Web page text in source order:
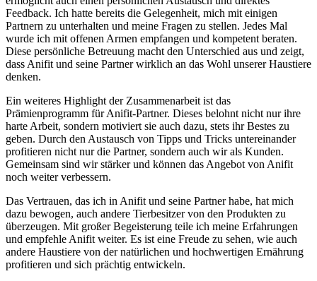
Feedback. Ich hatte bereits die Gelegenheit, mich mit einigen
Partnern zu unterhalten und meine Fragen zu stellen. Jedes Mal
wurde​ ich mit offenen⁤ Armen empfangen und kompetent beraten.
Diese persönliche Betreuung macht den Unterschied aus‌ und zeigt,
dass Anifit und seine Partner wirklich an​ das Wohl unserer ‍Haustiere
denken.
Ein weiteres Highlight der‌ Zusammenarbeit ist das
Prämienprogramm für Anifit-Partner. Dieses belohnt nicht nur ihre
harte Arbeit, sondern motiviert ⁢sie auch dazu,‌ stets ihr Bestes zu
geben. Durch den Austausch von Tipps und Tricks untereinander
profitieren nicht nur die Partner, sondern auch wir als‌ Kunden.
Gemeinsam sind wir stärker und können das Angebot von Anifit
noch ‍weiter verbessern.
Das Vertrauen, das ich in Anifit und seine Partner habe, ‌hat‌ mich
dazu bewogen,⁤ auch ⁤andere‍ Tierbesitzer von den Produkten zu
überzeugen. Mit großer Begeisterung teile ich ⁣meine ‍Erfahrungen
und empfehle Anifit weiter. ‍Es ist eine Freude zu sehen, wie auch
andere Haustiere von der ⁤natürlichen und hochwertigen⁣ Ernährung
profitieren und ​sich ⁣prächtig‌ entwickeln.